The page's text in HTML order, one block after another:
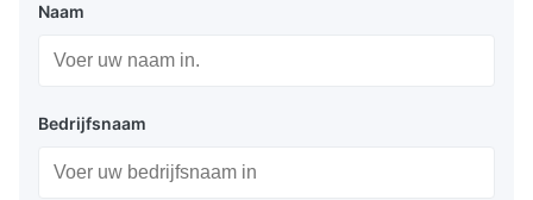
Naam
Bedrijfsnaam